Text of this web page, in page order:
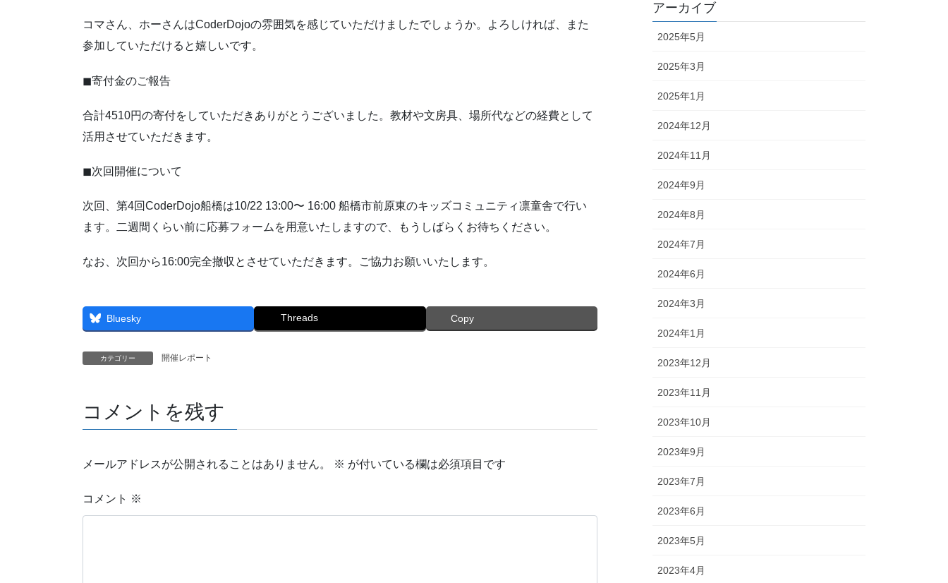
コマさん、ホーさんはCoderDojoの雰囲気を感じていただけましたでしょうか。よろしければ、また
参加していただけると嬉しいです。
◼寄付金のご報告
合計4510円の寄付をしていただきありがとうございました。教材や文房具、場所代などの経費として
活用させていただきます。
◼次回開催について
次回、第4回CoderDojo船橋は10/22 13:00〜 16:00 船橋市前原東のキッズコミュニティ凛童舎で行い
ます。二週間くらい前に応募フォームを用意いたしますので、もうしばらくお待ちください。
なお、次回から16:00完全撤収とさせていただきます。ご協力お願いいたします。
Bluesky Threads Copy
カテゴリー 開催レポート
コメントを残す
メールアドレスが公開されることはありません。 ※ が付いている欄は必須項目です
コメント ※
アーカイブ
2025年5月
2025年3月
2025年1月
2024年12月
2024年11月
2024年9月
2024年8月
2024年7月
2024年6月
2024年3月
2024年1月
2023年12月
2023年11月
2023年10月
2023年9月
2023年7月
2023年6月
2023年5月
2023年4月